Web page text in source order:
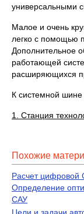
универсальными
Малое и очень
легко с помощью
Дополнительное
работающей
расширяющихся
К системной
1. Станция
Похожие
Расчет цифровой
Определение
САУ